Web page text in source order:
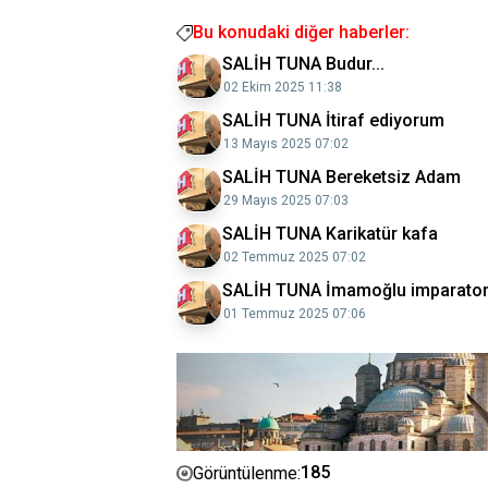
Bu konudaki diğer haberler:
SALİH TUNA Budur...
02 Ekim 2025 11:38
SALİH TUNA İtiraf ediyorum
13 Mayıs 2025 07:02
SALİH TUNA Bereketsiz Adam
29 Mayıs 2025 07:03
SALİH TUNA Karikatür kafa
02 Temmuz 2025 07:02
SALİH TUNA İmamoğlu imparator
01 Temmuz 2025 07:06
Görüntülenme:185